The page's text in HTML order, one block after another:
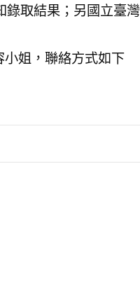
取結果；另國立臺
姐，聯絡方式如下